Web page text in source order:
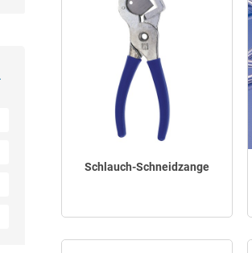
Schlauch-Schneidzange